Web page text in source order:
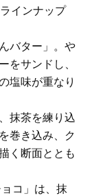
インナップ
バター」。や
をサンドし、
塩味が重なり
抹茶を練り込
巻き込み、ク
く断面ととも
コ」は、抹